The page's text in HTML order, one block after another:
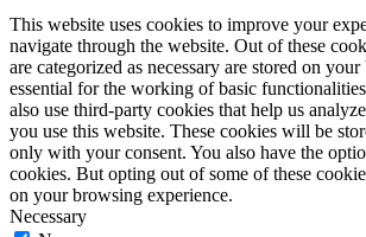
This website uses cookies to improve your
navigate through the website. Out of these
are categorized as necessary are stored on
essential for the working of basic
also use third-party cookies that help us
you use this website. These cookies will be
only with your consent. You also have the
cookies. But opting out of some of these
on your browsing experience.
Necessary